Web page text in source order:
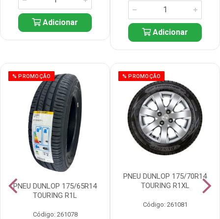
Adicionar
Adicionar
% PROMOÇÃO
PNEU DUNLOP 175/65R14
TOURING R1L
Código: 261078
% PROMOÇÃO
PNEU DUNLOP 175/70R14
TOURING R1XL
Código: 261081